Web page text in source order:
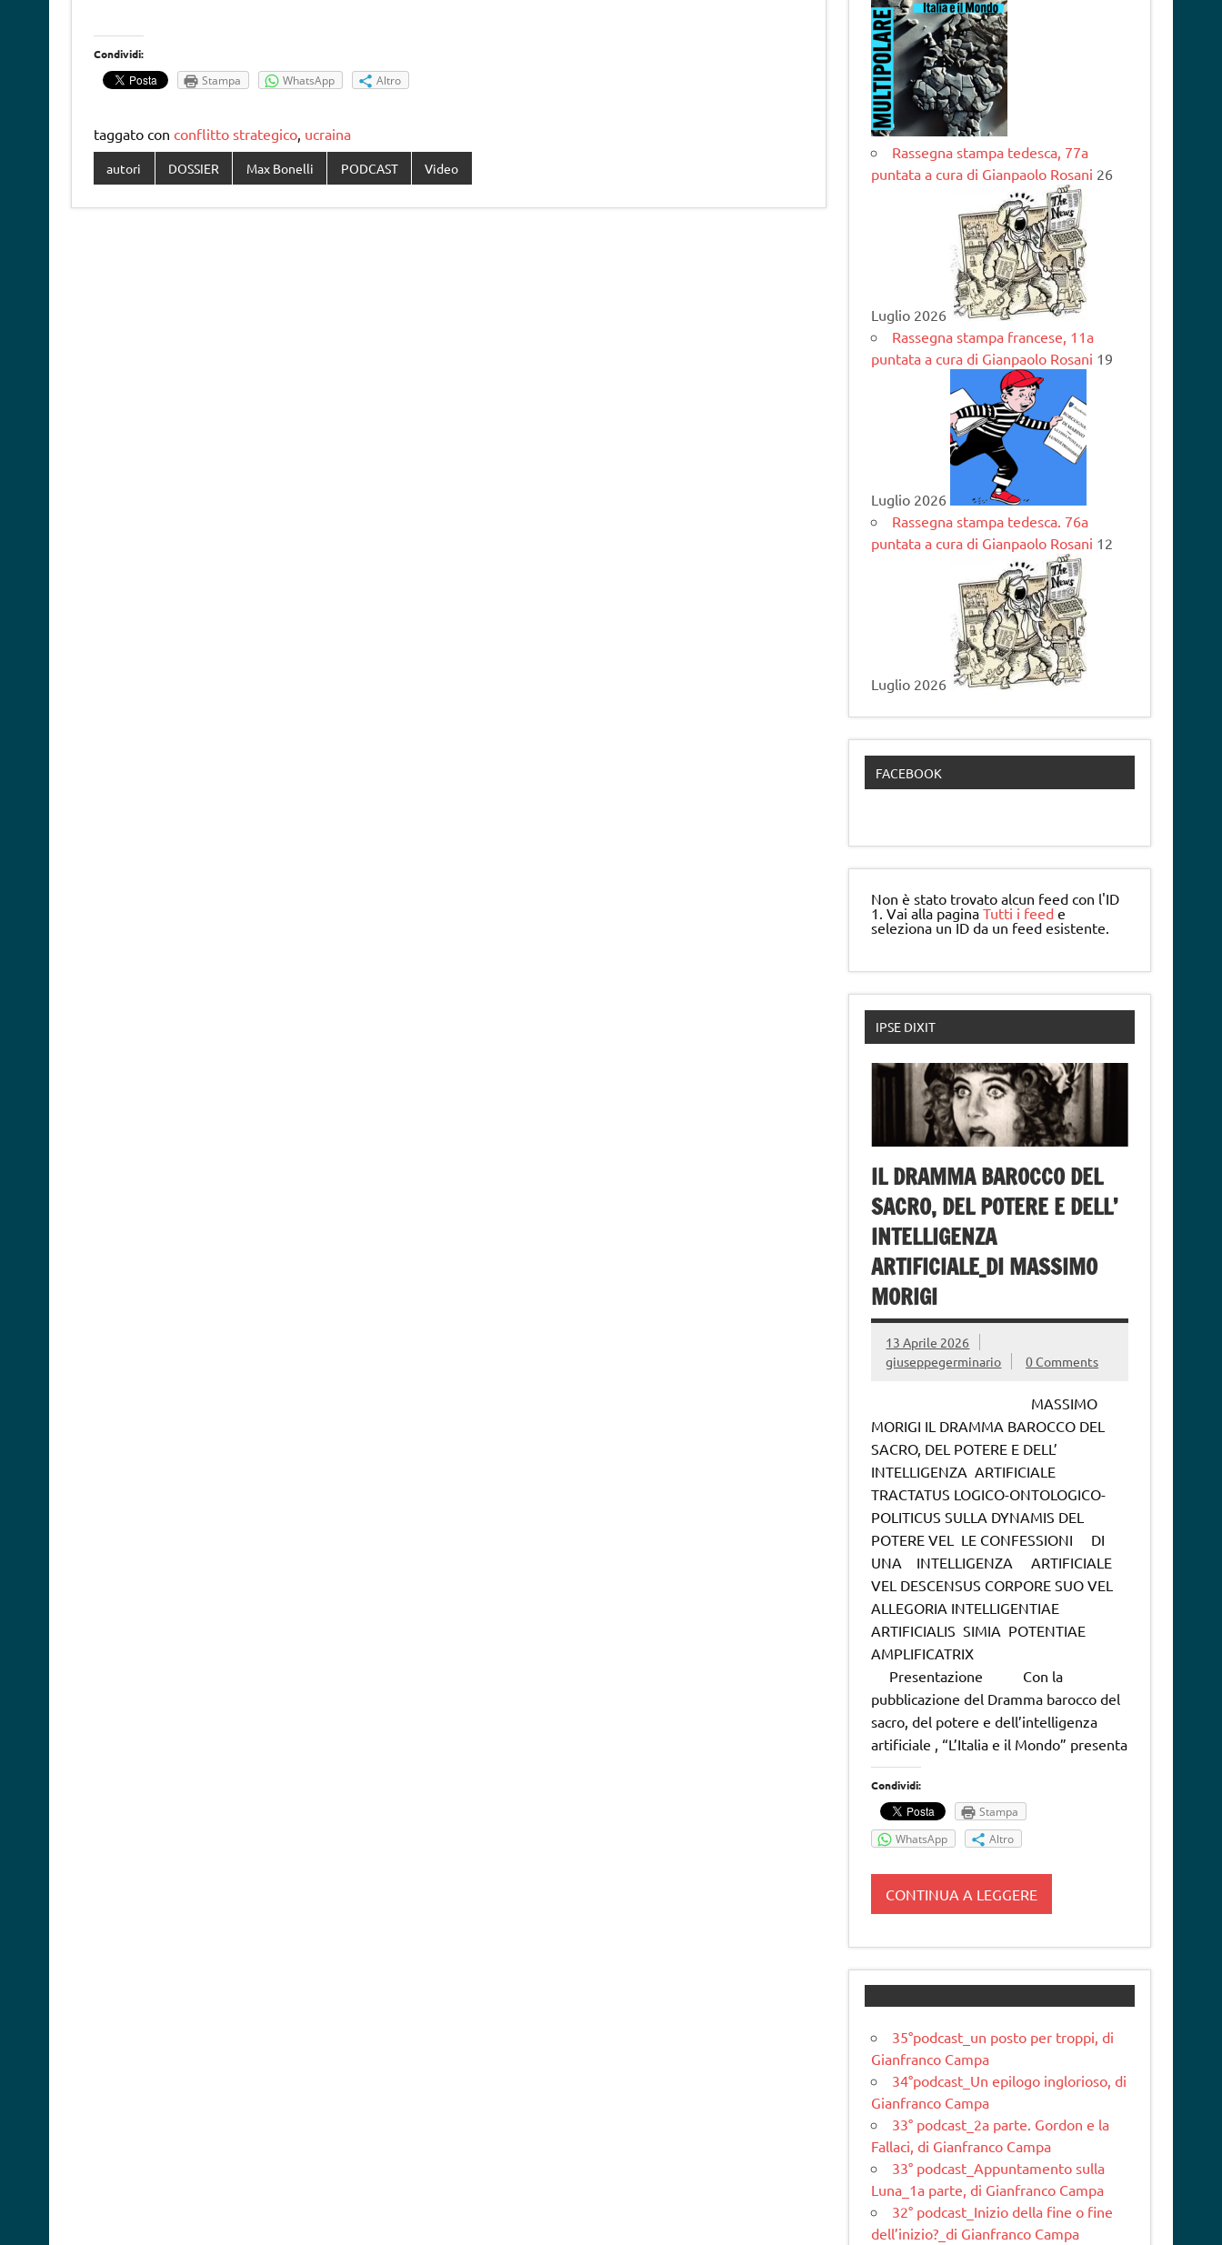
Condividi:
Stampa WhatsApp Altro
taggato con conflitto strategico, ucraina
autori DOSSIER Max Bonelli PODCAST Video
Rassegna stampa tedesca, 77a
puntata a cura di Gianpaolo Rosani 26
Luglio 2026
Rassegna stampa francese, 11a
puntata a cura di Gianpaolo Rosani 19
Luglio 2026
Rassegna stampa tedesca. 76a
puntata a cura di Gianpaolo Rosani 12
Luglio 2026
FACEBOOK
Non è stato trovato alcun feed con l'ID
1. Vai alla paginaTutti i feed e
seleziona un ID da un feed esistente.
IPSE DIXIT
IL DRAMMA BAROCCO DEL
SACRO, DEL POTERE E DELL’
INTELLIGENZA
ARTIFICIALE_DI MASSIMO
MORIGI
13 Aprile 2026
giuseppegerminario
0 Comments
MASSIMO
MORIGI IL DRAMMA BAROCCO DEL
SACRO, DEL POTERE E DELL’
INTELLIGENZA ARTIFICIALE
TRACTATUS LOGICO-ONTOLOGICO-
POLITICUS SULLA DYNAMIS DEL
POTERE VEL LE CONFESSIONI DI
UNA INTELLIGENZA ARTIFICIALE
VEL DESCENSUS CORPORE SUO VEL
ALLEGORIA INTELLIGENTIAE
ARTIFICIALIS SIMIA POTENTIAE
AMPLIFICATRIX
Presentazione Con la
pubblicazione del Dramma barocco del
sacro, del potere e dell’intelligenza
artificiale , “L’Italia e il Mondo” presenta
Condividi:
Stampa
WhatsApp
Altro
CONTINUA A LEGGERE
35°podcast_un posto per troppi, di
Gianfranco Campa
34°podcast_Un epilogo inglorioso, di
Gianfranco Campa
33° podcast_2a parte. Gordon e la
Fallaci, di Gianfranco Campa
33° podcast_Appuntamento sulla
Luna_1a parte, di Gianfranco Campa
32° podcast_Inizio della fine o fine
dell’inizio?_di Gianfranco Campa